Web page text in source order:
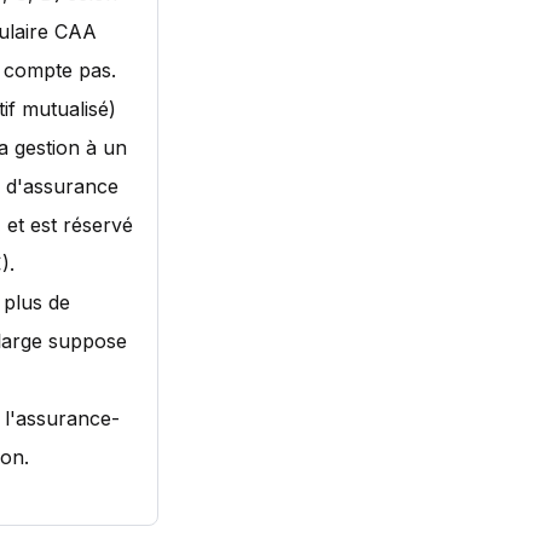
CAA
pas.
mutualisé)
gestion à un
et est réservé
de
suppose
l'assurance-